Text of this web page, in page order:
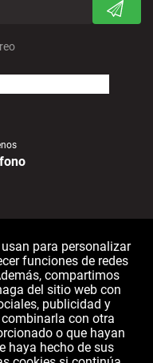
Política de
cookies
para personalizar
funciones de redes
compartimos
del sitio web con
publicidad y
con otra
o que hayan
haya hecho de sus